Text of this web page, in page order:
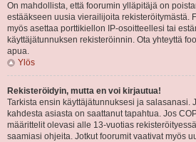
On mahdollista, että foorumin ylläpitäjä on
estääkseen uusia vierailijoita rekisteröitymästä.
myös asettaa porttikiellon IP-osoitteellesi tai
käyttäjätunnuksen rekisteröinnin. Ota yhteyttä
apua.
Ylös
Rekisteröidyin, mutta en voi kirjautua!
Tarkista ensin käyttäjätunnuksesi ja salasanasi.
kahdesta asiasta on saattanut tapahtua. Jos
määrittelit olevasi alle 13-vuotias
saamiasi ohjeita. Jotkut foorumit vaativat myös